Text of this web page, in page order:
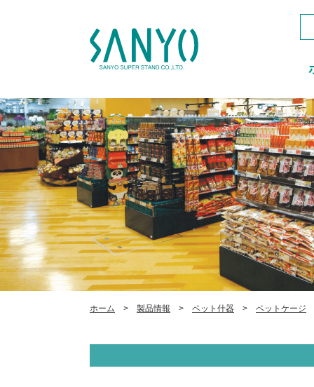
ホーム 製品情報 ペット什器 ペットケージ